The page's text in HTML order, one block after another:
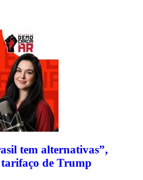
tem alternativas”,
de Trump